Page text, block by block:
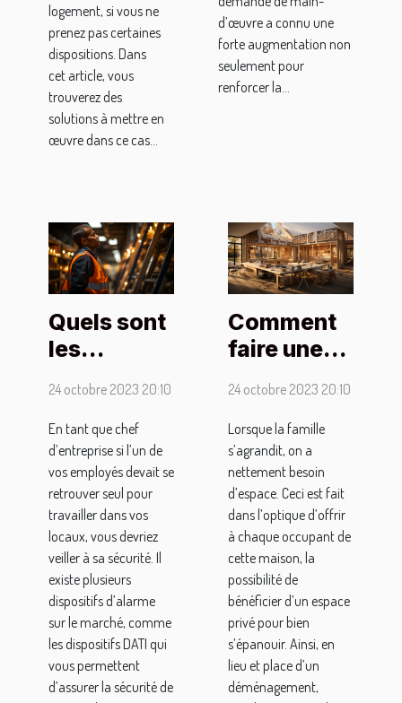
logement, si vous ne
prenez pas certaines
dispositions. Dans
cet article, vous
trouverez des
solutions à mettre en
œuvre dans ce cas...
d’œuvre a connu une
forte augmentation non
seulement pour
renforcer la...
Quels sont
les
dispositifs
pour
assurer la
sécurité à
un
travailleur
isolé ?
24 octobre 2023 20:10
En tant que chef
d’entreprise si l’un de
vos employés devait se
retrouver seul pour
travailler dans vos
locaux, vous devriez
veiller à sa sécurité. Il
existe plusieurs
dispositifs d’alarme
sur le marché, comme
les dispositifs DATI qui
vous permettent
d’assurer la sécurité de
Comment
faire une
extension
de
maison ?
24 octobre 2023 20:10
Lorsque la famille
s’agrandit, on a
nettement besoin
d’espace. Ceci est fait
dans l’optique d’offrir
à chaque occupant de
cette maison, la
possibilité de
bénéficier d’un espace
privé pour bien
s’épanouir. Ainsi, en
lieu et place d’un
déménagement,